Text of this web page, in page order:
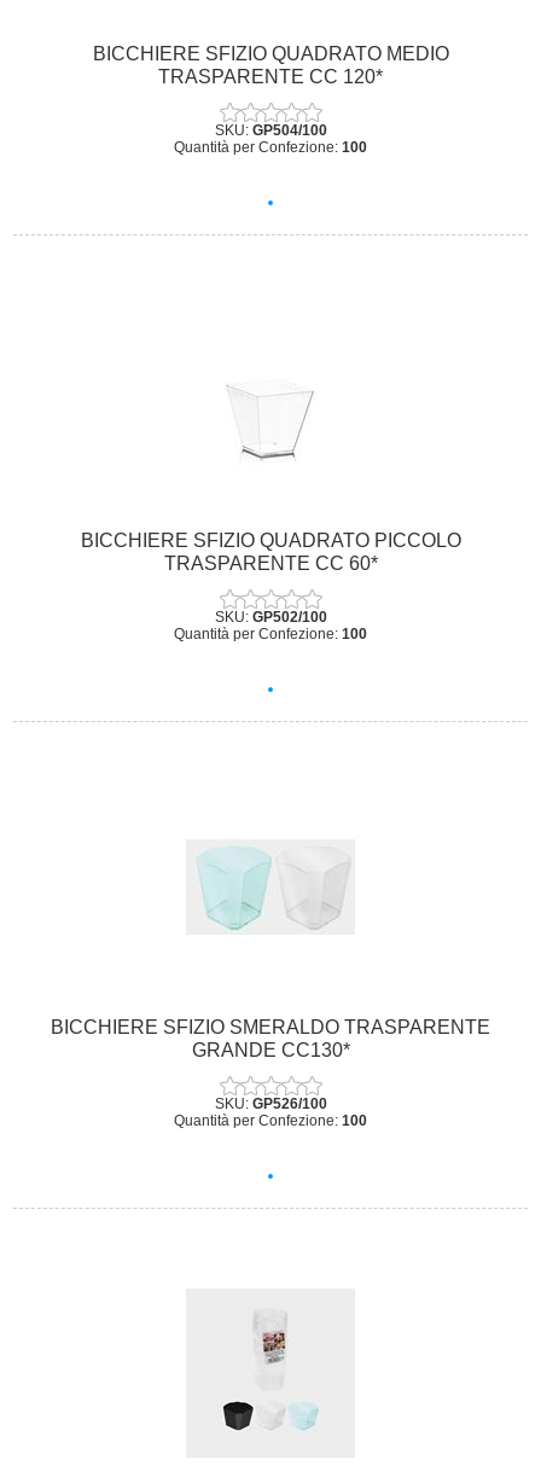
BICCHIERE SFIZIO QUADRATO MEDIO
TRASPARENTE CC 120*
SKU: GP504/100
Quantità per Confezione: 100
BICCHIERE SFIZIO QUADRATO PICCOLO
TRASPARENTE CC 60*
SKU: GP502/100
Quantità per Confezione: 100
BICCHIERE SFIZIO SMERALDO TRASPARENTE
GRANDE CC130*
SKU: GP526/100
Quantità per Confezione: 100